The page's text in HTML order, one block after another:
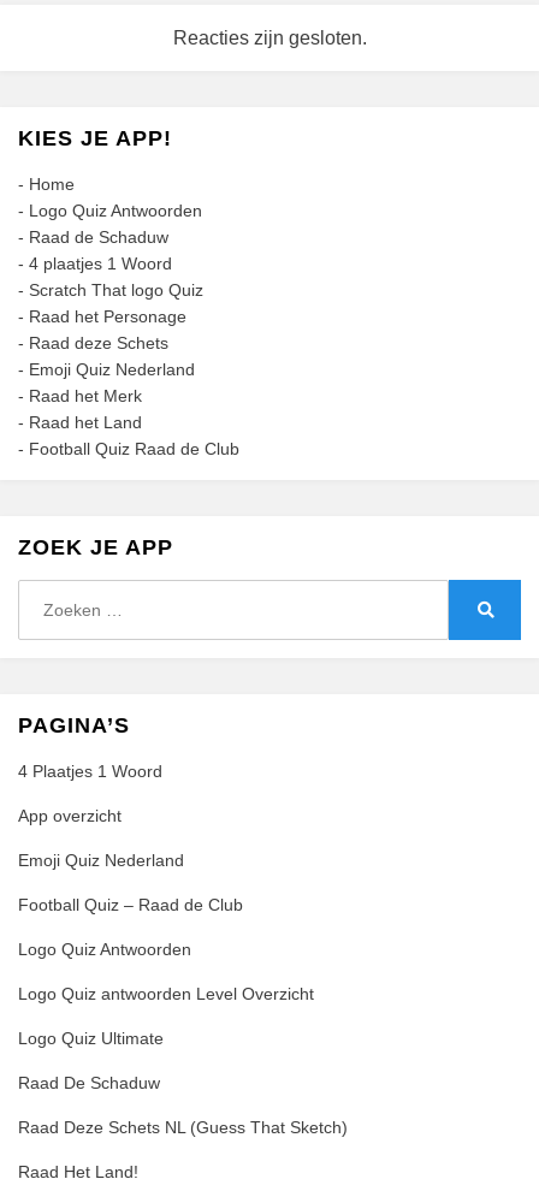
Reacties zijn gesloten.
KIES JE APP!
- Home
- Logo Quiz Antwoorden
- Raad de Schaduw
- 4 plaatjes 1 Woord
- Scratch That logo Quiz
- Raad het Personage
- Raad deze Schets
- Emoji Quiz Nederland
- Raad het Merk
- Raad het Land
- Football Quiz Raad de Club
ZOEK JE APP
naar:
PAGINA’S
4 Plaatjes 1 Woord
App overzicht
Emoji Quiz Nederland
Football Quiz – Raad de Club
Logo Quiz Antwoorden
Logo Quiz antwoorden Level Overzicht
Logo Quiz Ultimate
Raad De Schaduw
Raad Deze Schets NL (Guess That Sketch)
Raad Het Land!